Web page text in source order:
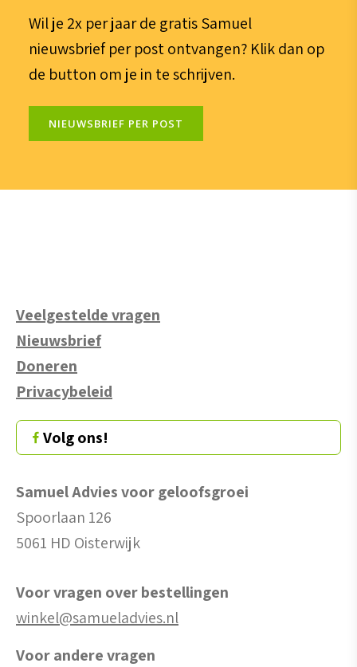
Wil je 2x per jaar de gratis Samuel
nieuwsbrief per post ontvangen? Klik dan op
de button om je in te schrijven.
NIEUWSBRIEF PER POST
Veelgestelde vragen
Nieuwsbrief
Doneren
Privacybeleid
Volg ons!
Samuel Advies voor geloofsgroei
Spoorlaan 126
5061 HD Oisterwijk
Voor vragen over bestellingen
winkel@samueladvies.nl
Voor andere vragen